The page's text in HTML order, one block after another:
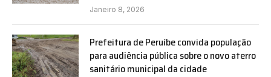
Janeiro 8, 2026
Prefeitura de Peruíbe convida população
para audiência pública sobre o novo aterro
sanitário municipal da cidade